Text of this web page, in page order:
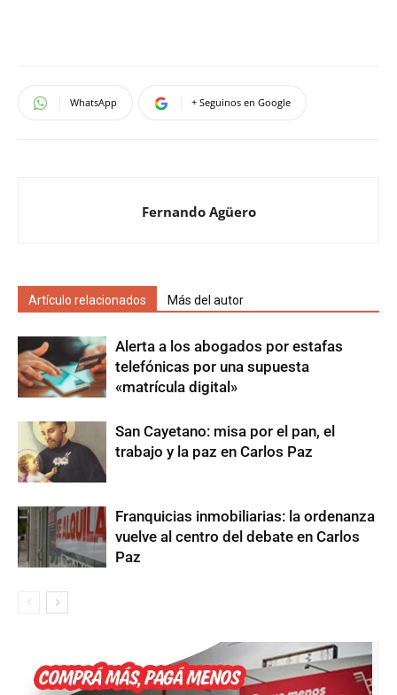
WhatsApp + Seguinos en Google
Fernando Agüero
Artículo relacionados Más del autor
Alerta a los abogados por estafas
telefónicas por una supuesta
«matrícula digital»
San Cayetano: misa por el pan, el
trabajo y la paz en Carlos Paz
Franquicias inmobiliarias: la ordenanza
vuelve al centro del debate en Carlos
Paz